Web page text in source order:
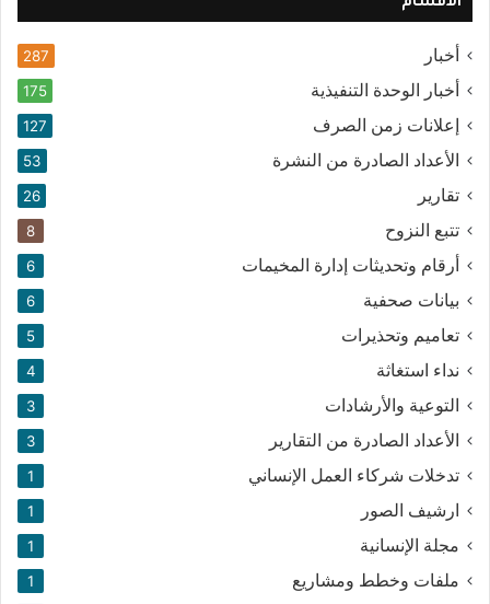
أخبار 287
أخبار الوحدة التنفيذية 175
إعلانات زمن الصرف 127
الأعداد الصادرة من النشرة 53
تقارير 26
تتبع النزوح 8
أرقام وتحديثات إدارة المخيمات 6
بيانات صحفية 6
تعاميم وتحذيرات 5
نداء استغاثة 4
التوعية والأرشادات 3
الأعداد الصادرة من التقارير 3
تدخلات شركاء العمل الإنساني 1
ارشيف الصور 1
مجلة الإنسانية 1
ملفات وخطط ومشاريع 1